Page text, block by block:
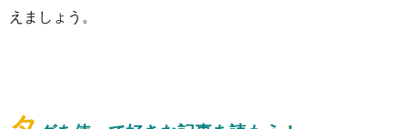
えましょう。